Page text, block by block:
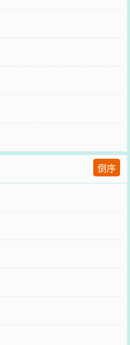
倒序